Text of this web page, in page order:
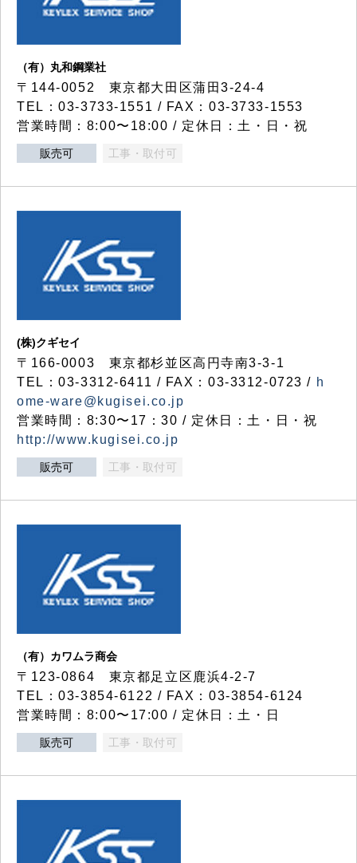
（有）丸和鋼業社
〒144-0052 東京都大田区蒲田3-24-4
TEL：03-3733-1551 / FAX：03-3733-1553
営業時間：8:00〜18:00 / 定休日：土・日・祝
販売可 工事・取付可
(株)クギセイ
〒166-0003 東京都杉並区高円寺南3-3-1
TEL：03-3312-6411 / FAX：03-3312-0723 / h
ome-ware@kugisei.co.jp
営業時間：8:30〜17：30 / 定休日：土・日・祝
http://www.kugisei.co.jp
販売可 工事・取付可
（有）カワムラ商会
〒123-0864 東京都足立区鹿浜4-2-7
TEL：03-3854-6122 / FAX：03-3854-6124
営業時間：8:00〜17:00 / 定休日：土・日
販売可 工事・取付可